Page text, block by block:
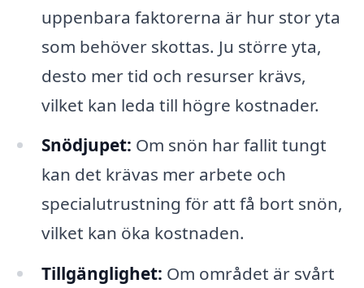
uppenbara faktorerna är hur stor yta
som behöver skottas. Ju större yta,
desto mer tid och resurser krävs,
vilket kan leda till högre kostnader.
Snödjupet: Om snön har fallit tungt
kan det krävas mer arbete och
specialutrustning för att få bort snön,
vilket kan öka kostnaden.
Tillgänglighet: Om området är svårt